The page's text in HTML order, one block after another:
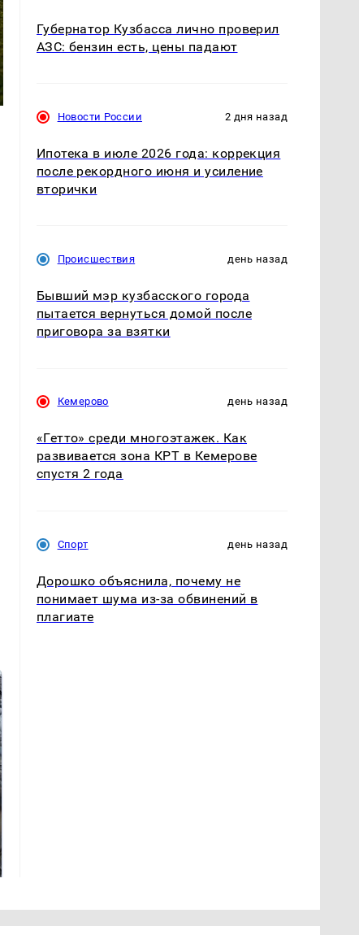
Губернатор Кузбасса лично проверил
АЗС: бензин есть, цены падают
Новости России 2 дня назад
Ипотека в июле 2026 года: коррекция
после рекордного июня и усиление
вторички
Происшествия день назад
Бывший мэр кузбасского города
пытается вернуться домой после
приговора за взятки
Кемерово день назад
«Гетто» среди многоэтажек. Как
развивается зона КРТ в Кемерове
спустя 2 года
Спорт день назад
Дорошко объяснила, почему не
понимает шума из-за обвинений в
плагиате